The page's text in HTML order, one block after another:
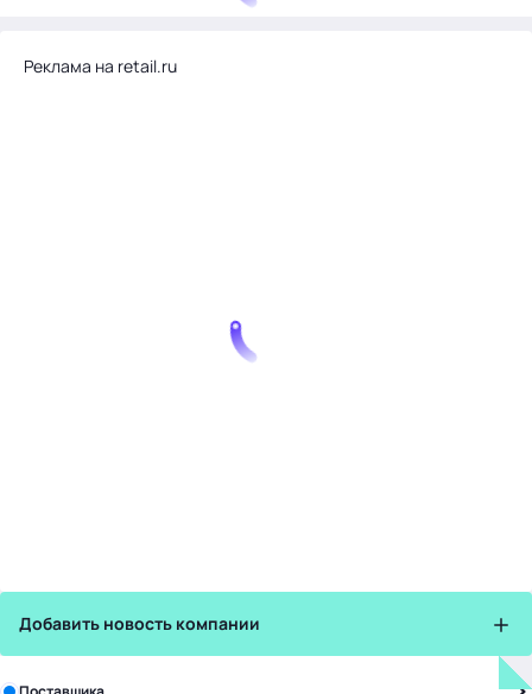
Реклама на retail.ru
Добавить новость компании
Зарегистрируйте в бизнес-центре: